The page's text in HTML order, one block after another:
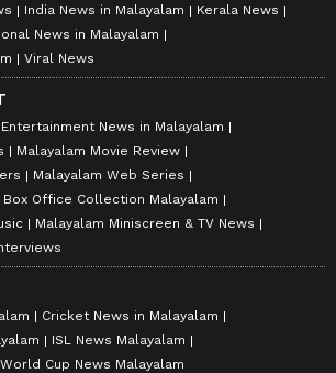
India News in Malayalam
Kerala News
News in Malayalam
Viral News
Entertainment News in Malayalam
Malayalam Movie Review
Malayalam Web Series
Box Office Collection Malayalam
Malayalam Miniscreen & TV News
Cricket News in Malayalam
ISL News Malayalam
World Cup News Malayalam